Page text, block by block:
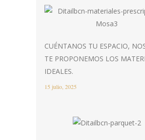
CUÉNTANOS TU ESPACIO,
TE PROPONEMOS LOS
IDEALES.
15 julio, 2025